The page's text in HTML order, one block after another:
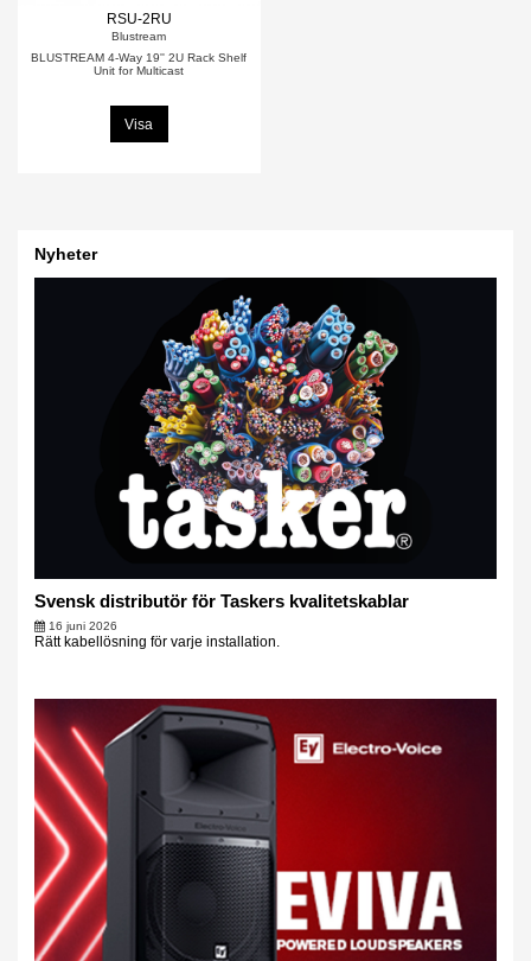
RSU-2RU
Blustream
BLUSTREAM 4-Way 19'' 2U Rack Shelf
Unit for Multicast
Visa
Nyheter
Svensk distributör för Taskers kvalitetskablar
16 juni 2026
Rätt kabellösning för varje installation.